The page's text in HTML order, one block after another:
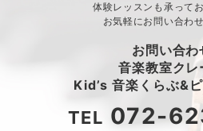
体験レッスンも承って
お気軽にお問い合わ
お問い合わ
音楽教室クレ
Kid’s 音楽くらぶ&
TEL 072-